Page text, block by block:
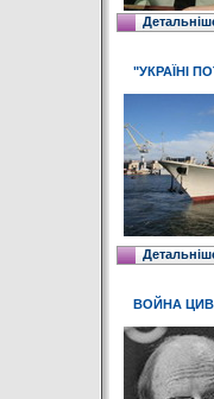
"УКРАЇНІ
ВОЙНА